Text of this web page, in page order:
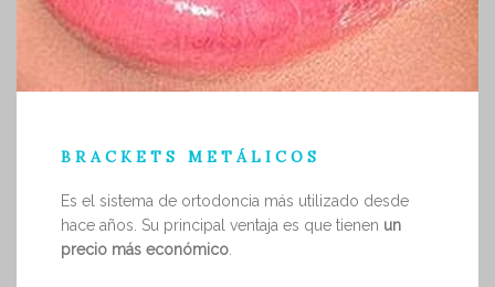
BRACKETS METÁLICOS
Es el sistema de ortodoncia más utilizado desde
hace años. Su principal ventaja es que tienen un
precio más económico.